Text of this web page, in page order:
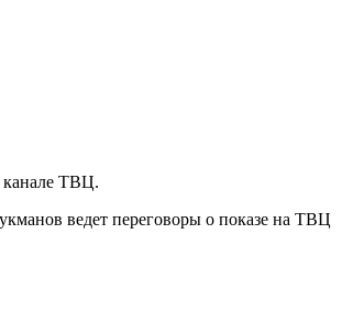
канале ТВЦ.
ведет переговоры о показе на ТВЦ